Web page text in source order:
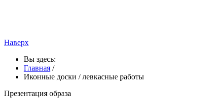
Наверх
Вы здесь:
Главная /
Иконные доски / левкасные работы
Презентация образа